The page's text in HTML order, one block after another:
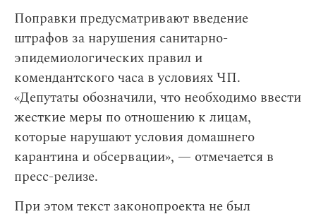
Поправки предусматривают введение
штрафов за нарушения санитарно-
эпидемиологических правил и
комендантского часа в условиях ЧП.
«Депутаты обозначили, что необходимо ввести
жесткие меры по отношению к лицам,
которые нарушают условия домашнего
карантина и обсервации», — отмечается в
пресс-релизе.
При этом текст законопроекта не был